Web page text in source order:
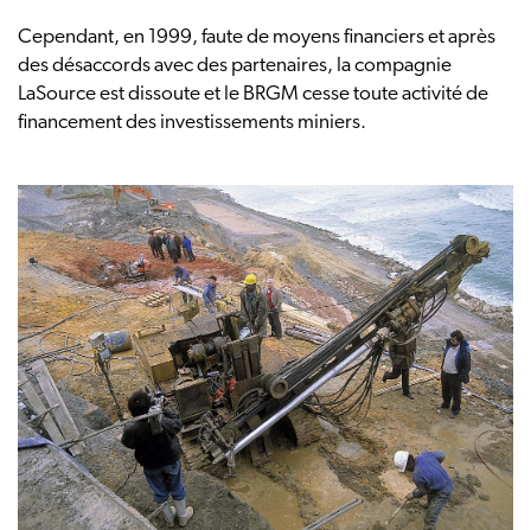
Cependant, en 1999, faute de moyens financiers et après
des désaccords avec des partenaires, la compagnie
LaSource est dissoute et le BRGM cesse toute activité de
financement des investissements miniers.